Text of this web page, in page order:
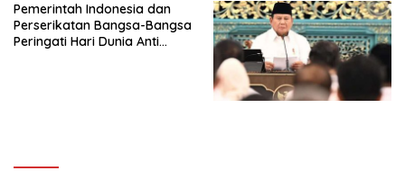
Penjajahan (Pergolakan
Ekonomi Politik Indonesia) &
Simposium Nasional “Urgensi
Undang-Undang
Perekonomian Nasional dan
Kesejahteraan Sosial dalam
Pemerintah Indonesia dan
Perserikatan Bangsa-Bangsa
Peringati Hari Dunia Anti